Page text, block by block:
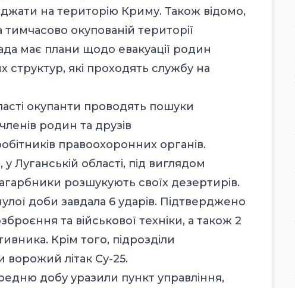
на територію Криму. Також відомо,
тимчасово окупованій території
має плани щодо евакуації родин
структур, які проходять службу на
окупанти проводять пошуки
родин та друзів
правоохоронних органів.
Луганській області, під виглядом
розшукують своїх дезертирів.
доби завдала 6 ударів. Підтверджено
та військової техніки, а також 2
Крім того, підрозділи
літак Су-25.
добу уразили пункт управління,